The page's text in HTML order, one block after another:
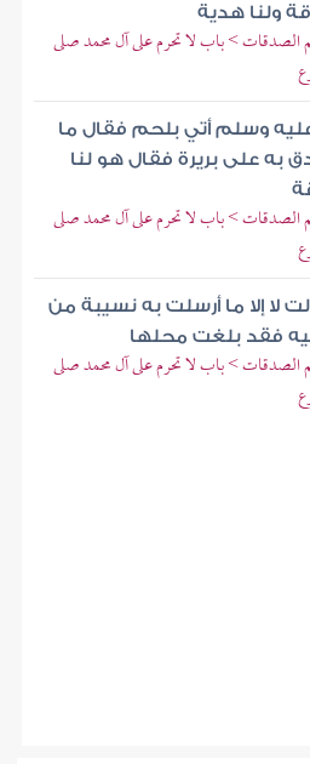
ولنا هدية
> باب لا تحرم على آل محمد صلى
عليه وسلم أتي بلحم فقال ما
به على بريرة فقال هو لنا
> باب لا تحرم على آل محمد صلى
لا إلا ما أرسلت به نسيبة من
فقد بلغت محلها
> باب لا تحرم على آل محمد صلى